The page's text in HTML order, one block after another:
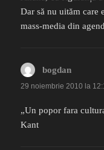
Dar să nu uităm care
mass-media din
bogdan
29 noiembrie 2010 la
„Un popor fara
Kant